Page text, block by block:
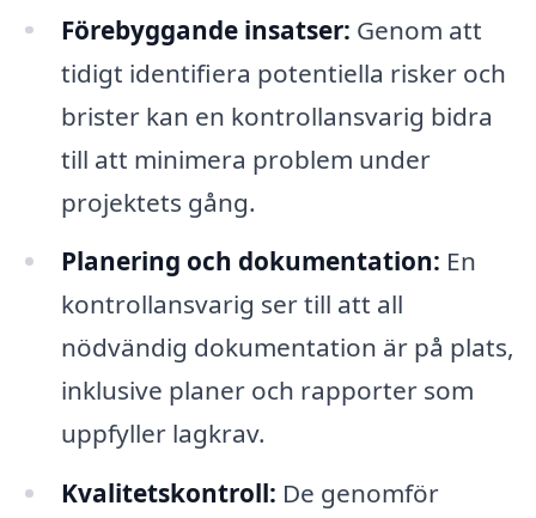
Förebyggande insatser: Genom att
tidigt identifiera potentiella risker och
brister kan en kontrollansvarig bidra
till att minimera problem under
projektets gång.
Planering och dokumentation: En
kontrollansvarig ser till att all
nödvändig dokumentation är på plats,
inklusive planer och rapporter som
uppfyller lagkrav.
Kvalitetskontroll: De genomför